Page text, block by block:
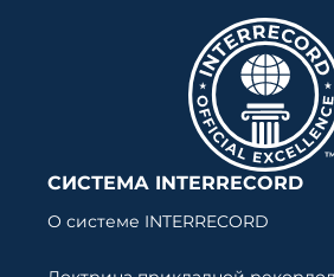
СИСТЕМА INTERRECORD
О системе INTERRECORD